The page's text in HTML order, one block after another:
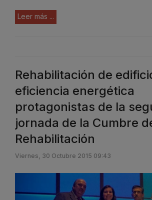
Leer más ...
Rehabilitación de
eficiencia energética
protagonistas de la
jornada de la Cumbre
Rehabilitación
Viernes, 30 Octubre 2015 09:43